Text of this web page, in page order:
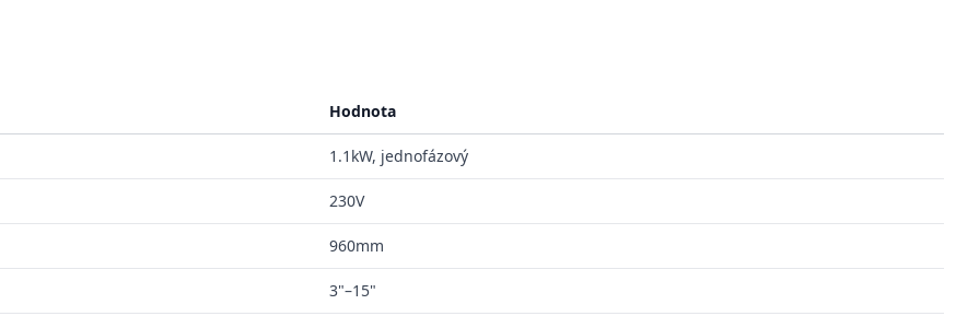
Hodnota
1.1kW, jednofázový
230V
960mm
3"–15"